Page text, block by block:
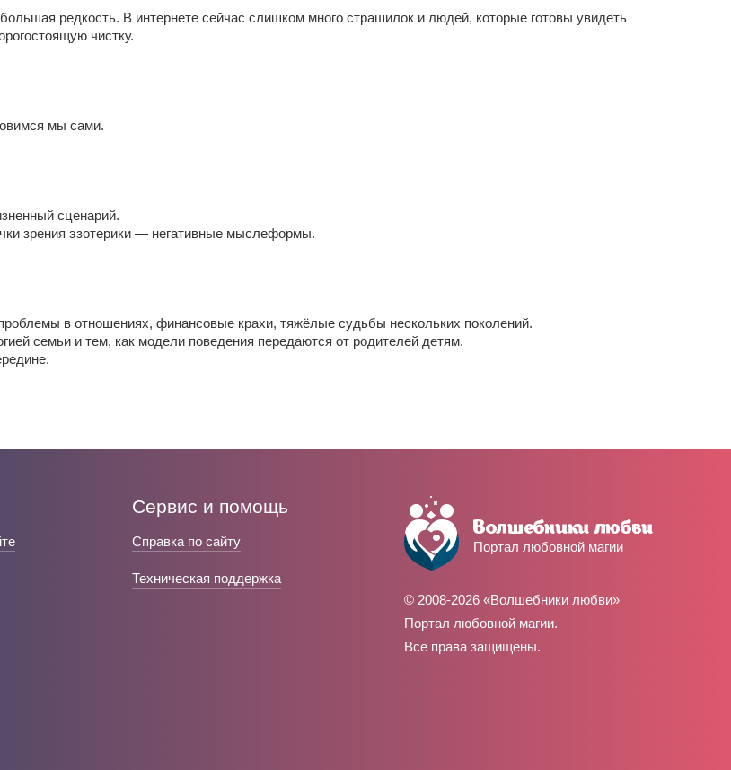
редкость. В интернете сейчас слишком много страшилок и людей, которые готовы увидеть
чистку.
мы сами.
сценарий.
зрения эзотерики — негативные мыслеформы.
в отношениях, финансовые крахи, тяжёлые судьбы нескольких поколений.
семьи и тем, как модели поведения передаются от родителей детям.
Сервис и помощь
Справка по сайту
Техническая поддержка
Портал любовной магии
© 2008-2026 «Волшебники любви»
Портал любовной магии.
Все права защищены.